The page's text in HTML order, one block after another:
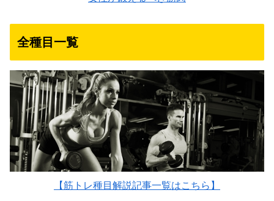
全種目一覧
【筋トレ種目解説記事一覧はこちら】